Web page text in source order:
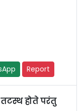
Report
होते परंतु